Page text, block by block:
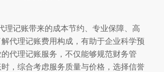
理记账带来的成本节约、专业保障、高
代理记账费用构成，有助于企业科学预
代理记账服务，不仅能够规范财务管
，综合考虑服务质量与价格，选择信誉